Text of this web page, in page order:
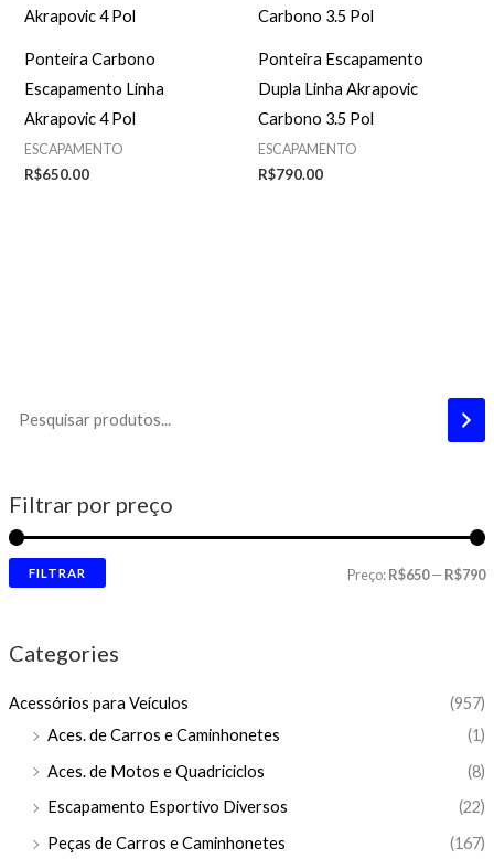
Filtrar por preço
FILTRAR Preço:R$650—R$790
Categories
Acessórios para Veículos
(957)
Aces. de Carros e Caminhonetes
(1)
Aces. de Motos e Quadriciclos
(8)
Escapamento Esportivo Diversos
(22)
Peças de Carros e Caminhonetes
(167)
Ponteira Carbono
Escapamento Linha
Akrapovic 4 Pol
ESCAPAMENTO
R$650.00
Ponteira Escapamento
Dupla Linha Akrapovic
Carbono 3.5 Pol
ESCAPAMENTO
R$790.00